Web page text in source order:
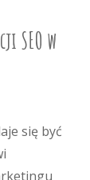
SEO w
się być